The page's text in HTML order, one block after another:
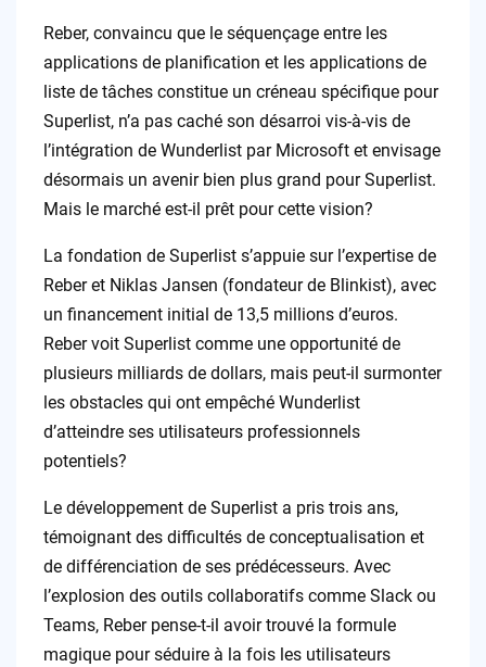
Reber, convaincu que le séquençage entre les
applications de planification et les applications de
liste de tâches constitue un créneau spécifique pour
Superlist, n’a pas caché son désarroi vis-à-vis de
l’intégration de Wunderlist par Microsoft et envisage
désormais un avenir bien plus grand pour Superlist.
Mais le marché est-il prêt pour cette vision?
La fondation de Superlist s’appuie sur l’expertise de
Reber et Niklas Jansen (fondateur de Blinkist), avec
un financement initial de 13,5 millions d’euros.
Reber voit Superlist comme une opportunité de
plusieurs milliards de dollars, mais peut-il surmonter
les obstacles qui ont empêché Wunderlist
d’atteindre ses utilisateurs professionnels
potentiels?
Le développement de Superlist a pris trois ans,
témoignant des difficultés de conceptualisation et
de différenciation de ses prédécesseurs. Avec
l’explosion des outils collaboratifs comme Slack ou
Teams, Reber pense-t-il avoir trouvé la formule
magique pour séduire à la fois les utilisateurs